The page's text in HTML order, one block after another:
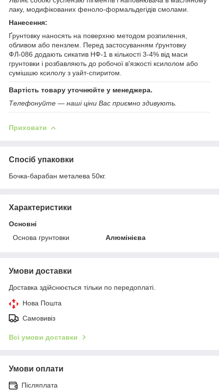
лаку, модифікованих феноло-формальдегідів смолами.
Нанесення:
Ґрунтовку наносять на поверхню методом розпилення,
обливом або пензлем. Перед застосуванням ґрунтовку
ФЛ-086 додають сикатив НФ-1 в кількості 3-4% від маси
грунтовки і розбавляють до робочої в'язкості ксилолом або
сумішшю ксилолу з уайт-спиритом.
Вартість товару уточнюйте у менеджера.
Телефонуйте — наші ціни Вас приємно здивують.
Приховати
Спосіб упаковки
Бочка-барабан металева 50кг.
Характеристики
Основні
Основа грунтовки
Алюмінієва
Умови доставки
Доставка здійснюється тільки по передоплаті.
Нова Пошта
Самовивіз
Всі умови доставки
Умови оплати
Післяплата